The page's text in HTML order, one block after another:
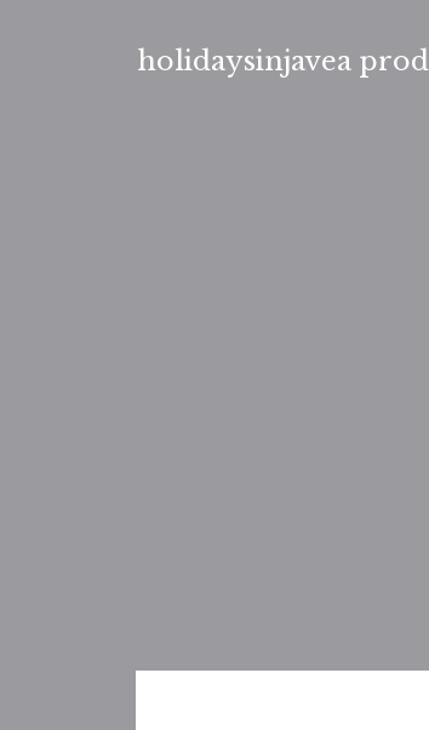
holidaysinjavea